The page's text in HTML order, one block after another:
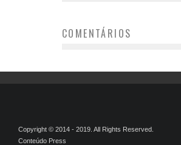
COMENTÁRIOS
Copyright © 2014 - 2019. All Rights Reserved.
Conteúdo Press